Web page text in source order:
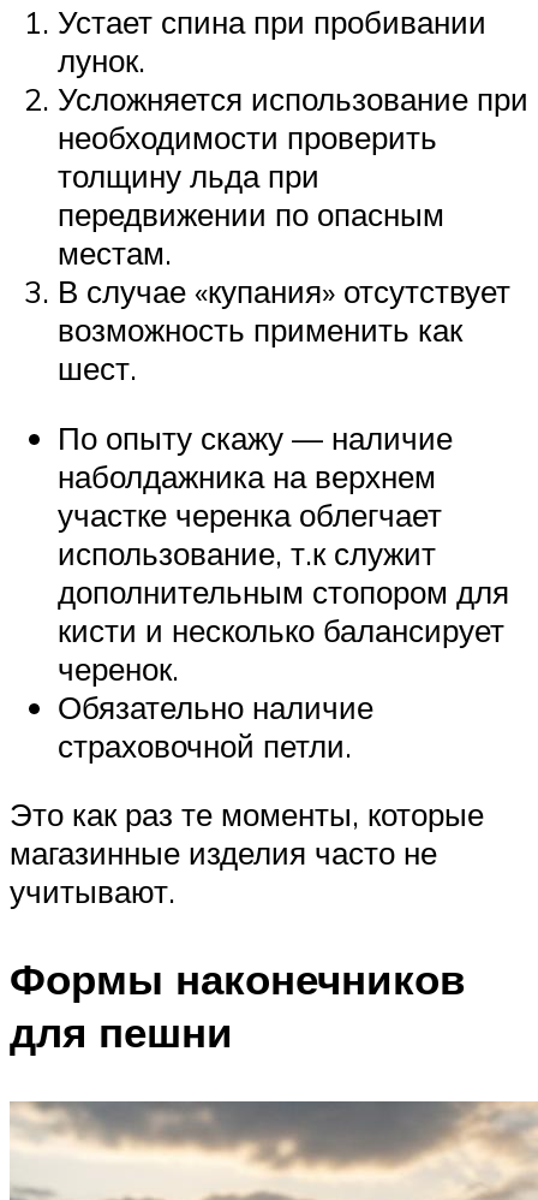
Устает спина при пробивании
лунок.
Усложняется использование при
необходимости проверить
толщину льда при
передвижении по опасным
местам.
В случае «купания» отсутствует
возможность применить как
шест.
По опыту скажу — наличие
наболдажника на верхнем
участке черенка облегчает
использование, т.к служит
дополнительным стопором для
кисти и несколько балансирует
черенок.
Обязательно наличие
страховочной петли.
Это как раз те моменты, которые
магазинные изделия часто не
учитывают.
Формы наконечников
для пешни